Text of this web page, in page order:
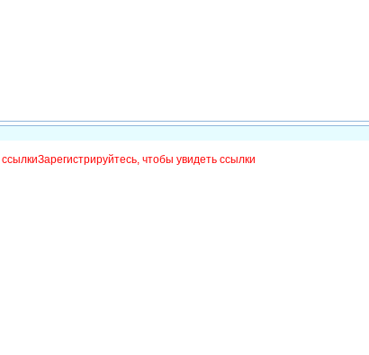
Зарегистрируйтесь, чтобы увидеть ссылки